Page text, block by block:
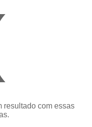
resultado com essas